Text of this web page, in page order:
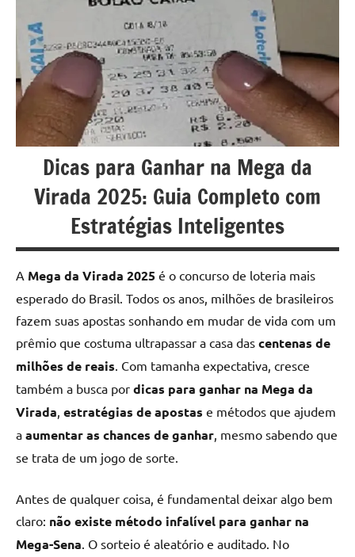
s
o
s
i
n
e
Dicas para Ganhar na Mega da
Virada 2025: Guia Completo com
Estratégias Inteligentes
A Mega da Virada 2025 é o concurso de loteria mais
esperado do Brasil. Todos os anos, milhões de brasileiros
fazem suas apostas sonhando em mudar de vida com um
prêmio que costuma ultrapassar a casa das centenas de
milhões de reais . Com tamanha expectativa, cresce
também a busca por dicas para ganhar na Mega da
Virada estratégias de apostas e métodos que ajudem
a aumentar as chances de ganhar , mesmo sabendo que
se trata de um jogo de sorte.
Antes de qualquer coisa, é fundamental deixar algo bem
claro: não existe método infalível para ganhar na
Mega-Sena . O sorteio é aleatório e auditado. No